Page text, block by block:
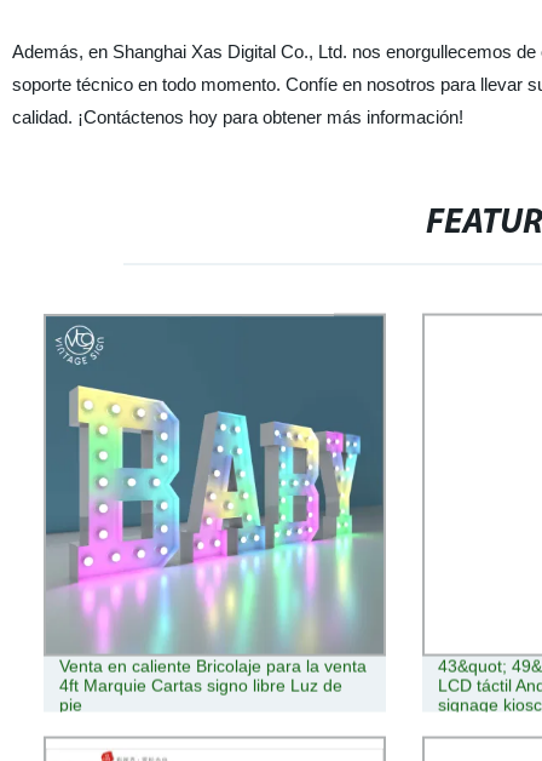
Además, en Shanghai Xas Digital Co., Ltd. nos enorgullecemos
soporte técnico en todo momento. Confíe en nosotros para llevar
calidad. ¡Contáctenos hoy para obtener más información!
Venta en caliente Bricolaje para la venta
4ft Marquie Cartas signo libre Luz de
pie
43&quot;
LCD táctil
signage